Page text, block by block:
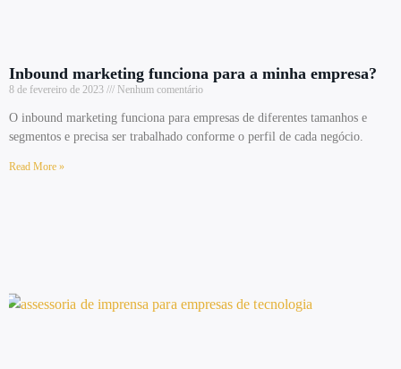
Inbound marketing funciona para a minha empresa?
8 de fevereiro de 2023 Nenhum comentário
O inbound marketing funciona para empresas de diferentes tamanhos e
segmentos e precisa ser trabalhado conforme o perfil de cada negócio.
Read More »